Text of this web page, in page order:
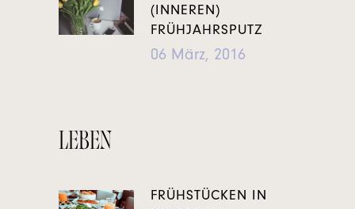
(INNEREN)
FRÜHJAHRSPUTZ
06 März, 2016
LEBEN
FRÜHSTÜCKEN IN